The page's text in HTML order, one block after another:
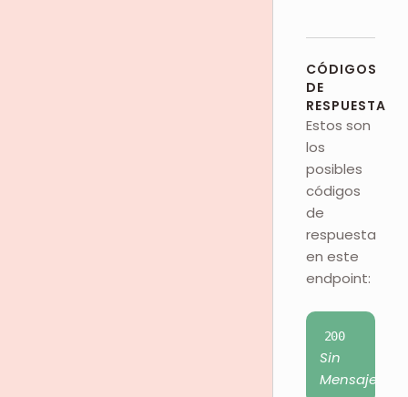
CÓDIGOS
DE
RESPUESTA
Estos son
los
posibles
códigos
de
respuesta
en este
endpoint:
200
Sin
Mensaje